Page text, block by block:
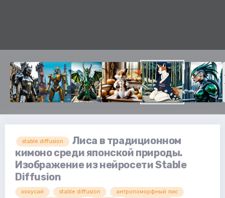
stable diffusion
Лиса в традиционном
кимоно среди японской природы.
Изображение из нейросети Stable
Diffusion
хокусай stable diffusion
антропоморфный лис